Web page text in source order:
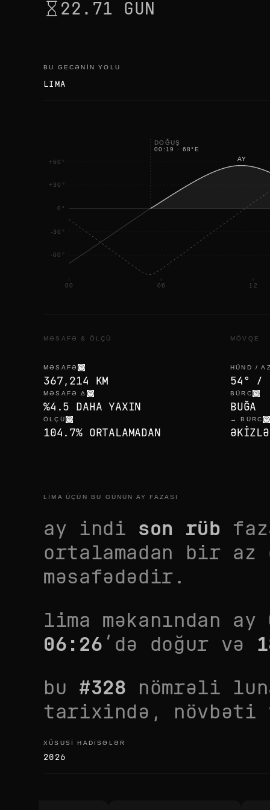
22.71 GÜN
BU GECƏNIN YOLU
LIMA
+60°
+30°
0°
-30°
-60°
00 06 12
AY
DOĞUŞ
00:19 · 68 °E
MƏSAFƏ & ÖLÇÜ
MƏSAFƏ
367,214 KM
MƏSAFƏ Δ
%4.5 DAHA YAXIN
ÖLÇÜ
104.7% ORTALAMADAN
MÖVQE
HÜND /
54° /
BÜRC
BUĞA
→ BÜRC
LIMA ÜÇÜN BU GÜNÜN AY FAZASI
ay indi son rüb
ortalamadan bir az
məsafədədir.
lima məkanından ay
06:26 ’də doğur və
bu #328 nömrəli
tarixində, növbəti
xüsusi hadisələr
XÜSUSI HADISƏLƏR
2026